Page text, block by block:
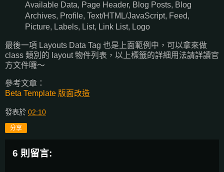
Available Data, Page Header, Blog Posts, Blog
Archives, Profile, Text/HTML/JavaScript, Feed,
Picture, Labels, List, Link List, Logo
最後一項 Layouts Data Tag 也是上面範例中，可以拿來做
class 類別的 layout 物件列表，以上標籤的詳細用法請詳讀官
方文件囉～
參考文章：
Beta Template 版面改造
發表於 02:10
分享
6 則留言: